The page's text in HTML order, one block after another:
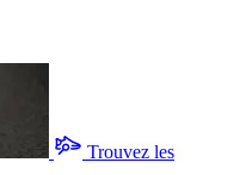
Trouvez les